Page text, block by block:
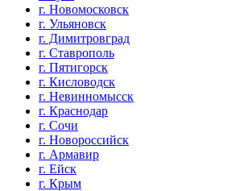
г. Новомосковск
г. Ульяновск
г. Димитровград
г. Ставрополь
г. Пятигорск
г. Кисловодск
г. Невинномысск
г. Краснодар
г. Сочи
г. Новороссийск
г. Армавир
г. Ейск
г. Крым